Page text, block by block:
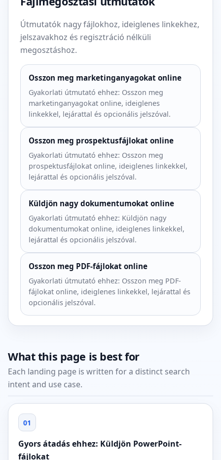
Útmutatók nagy fájlokhoz, ideiglenes linkekhez,
jelszavakhoz és regisztráció nélküli
megosztáshoz.
Osszon meg marketinganyagokat online
Gyakorlati útmutató ehhez: Osszon meg
marketinganyagokat online, ideiglenes
linkekkel, lejárattal és opcionális jelszóval.
Osszon meg prospektusfájlokat online
Gyakorlati útmutató ehhez: Osszon meg
prospektusfájlokat online, ideiglenes linkekkel,
lejárattal és opcionális jelszóval.
Küldjön nagy dokumentumokat online
Gyakorlati útmutató ehhez: Küldjön nagy
dokumentumokat online, ideiglenes linkekkel,
lejárattal és opcionális jelszóval.
Osszon meg PDF-fájlokat online
Gyakorlati útmutató ehhez: Osszon meg PDF-
fájlokat online, ideiglenes linkekkel, lejárattal és
opcionális jelszóval.
What this page is best for
Each landing page is written for a distinct search
intent and use case.
01
Gyors átadás ehhez: Küldjön PowerPoint-
fájlokat